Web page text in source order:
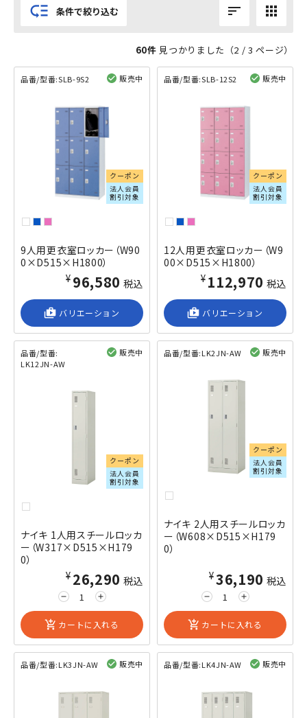
low_priority 条件で絞り込む sort apps
60件 見つかりました（2 / 3 ページ）
品番/型番:SLB-9S2 販売中
クーポン
法人会員
割引対象
9人用更衣室ロッカー（W90
0×D515×H1800）
¥96,580 税込
shop_2 バリエーション
品番/型番:SLB-12S2 販売中
クーポン
法人会員
割引対象
12人用更衣室ロッカー（W9
00×D515×H1800）
¥112,970 税込
shop_2 バリエーション
品番/型番:
LK12JN-AW
販売中
クーポン
法人会員
割引対象
ナイキ 1人用スチールロッカ
ー（W317×D515×H179
0）
remove add
¥26,290 税込
add_shopping_cart カートに入れる
品番/型番:LK2JN-AW 販売中
クーポン
法人会員
割引対象
ナイキ 2人用スチールロッカ
ー（W608×D515×H179
0）
remove add
¥36,190 税込
add_shopping_cart カートに入れる
品番/型番:LK3JN-AW 販売中 品番/型番:LK4JN-AW 販売中